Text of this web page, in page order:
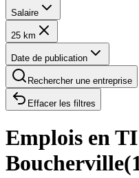
Salaire
25 km
Date de publication
Rechercher une entreprise
Effacer les filtres
Emplois en
Boucherville(